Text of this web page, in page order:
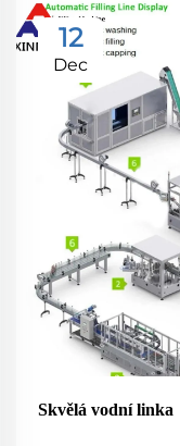
12
Dec
Skvělá vodní linka